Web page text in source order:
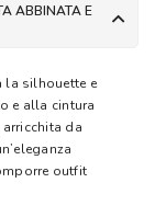
ABBINATA E
la silhouette e
e alla cintura
da
outfit